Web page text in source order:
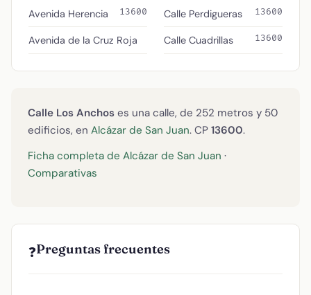
Avenida Herencia 13600
Avenida de la Cruz Roja
Calle Perdigueras 13600
Calle Cuadrillas 13600
Calle Los Anchos es una calle, de 252 metros y 50
edificios, en Alcázar de San Juan. CP 13600.
Ficha completa de Alcázar de San Juan ·
Comparativas
❓Preguntas frecuentes